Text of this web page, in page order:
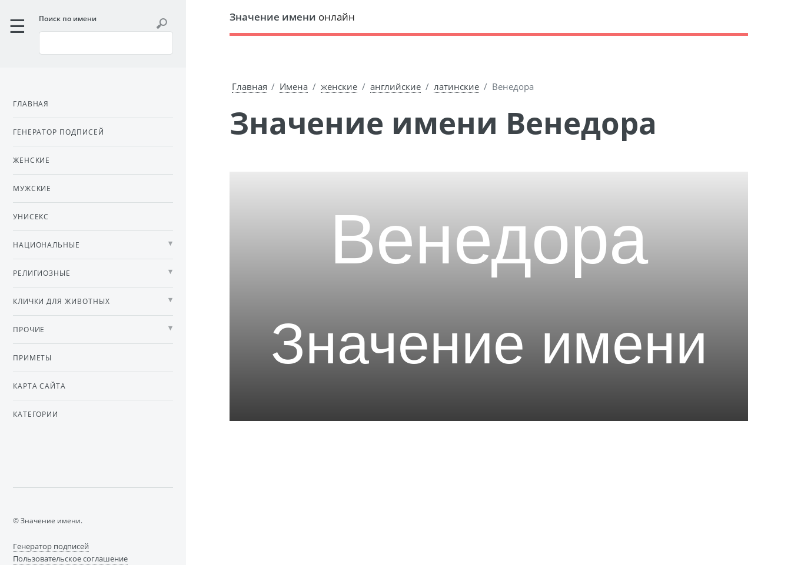
Значение имени онлайн
Главная Имена женские английские латинские Венедора
Значение имени Венедора
Поиск по имени
ГЛАВНАЯ
ГЕНЕРАТОР ПОДПИСЕЙ
ЖЕНСКИЕ
МУЖСКИЕ
УНИСЕКС
НАЦИОНАЛЬНЫЕ
РЕЛИГИОЗНЫЕ
КЛИЧКИ ДЛЯ ЖИВОТНЫХ
ПРОЧИЕ
ПРИМЕТЫ
КАРТА САЙТА
КАТЕГОРИИ
© Значение имени.
Генератор подписей
Пользовательское соглашение